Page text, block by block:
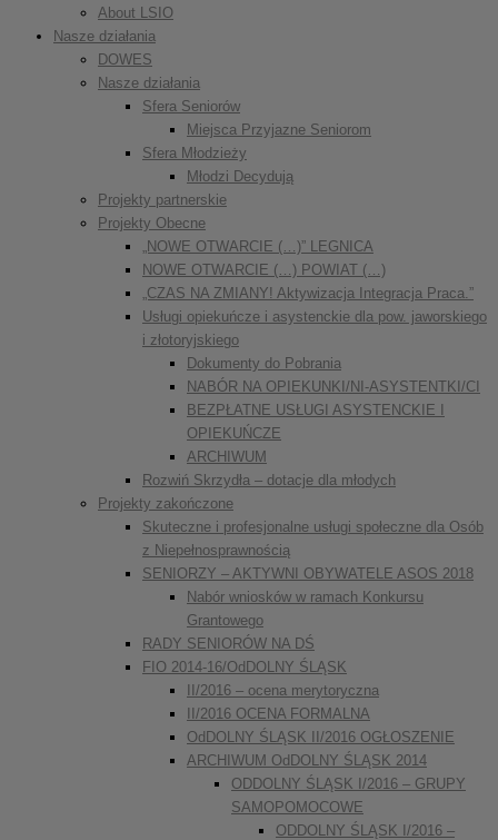
About LSIO
Nasze działania
DOWES
Nasze działania
Sfera Seniorów
Miejsca Przyjazne Seniorom
Sfera Młodzieży
Młodzi Decydują
Projekty partnerskie
Projekty Obecne
„NOWE OTWARCIE (…)” LEGNICA
NOWE OTWARCIE (…) POWIAT (…)
„CZAS NA ZMIANY! Aktywizacja Integracja Praca.”
Usługi opiekuńcze i asystenckie dla pow. jaworskiego
i złotoryjskiego
Dokumenty do Pobrania
NABÓR NA OPIEKUNKI/NI-ASYSTENTKI/CI
BEZPŁATNE USŁUGI ASYSTENCKIE I
OPIEKUŃCZE
ARCHIWUM
Rozwiń Skrzydła – dotacje dla młodych
Projekty zakończone
Skuteczne i profesjonalne usługi społeczne dla Osób
z Niepełnosprawnością
SENIORZY – AKTYWNI OBYWATELE ASOS 2018
Nabór wniosków w ramach Konkursu
Grantowego
RADY SENIORÓW NA DŚ
FIO 2014-16/OdDOLNY ŚLĄSK
II/2016 – ocena merytoryczna
II/2016 OCENA FORMALNA
OdDOLNY ŚLĄSK II/2016 OGŁOSZENIE
ARCHIWUM OdDOLNY ŚLĄSK 2014
ODDOLNY ŚLĄSK I/2016 – GRUPY
SAMOPOMOCOWE
ODDOLNY ŚLĄSK I/2016 –